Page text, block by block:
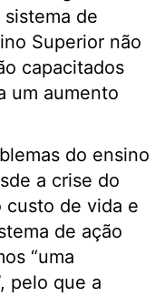
sistema de
Superior não
capacitados
um aumento
do ensino
a crise do
custo de vida e
de ação
“uma
pelo que a